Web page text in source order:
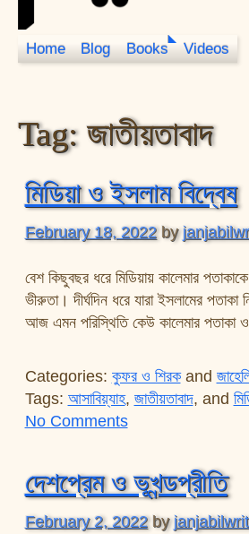
Home Blog Books Videos
Tag:জাতীয়তাবাদ
মিডিয়া ও ইসলাম বিদ্বেষ
February 18, 2022 by
বেশ কিছুবছর ধরে মিডিয়ায় কালেমার
ভীরুতা। দীর্ঘদিন ধরে যারা ইসলামের
আজ এমন পরিস্থিতি কেউ কালেমার পতাকা
Categories: কুফর ও শিরকand
Tags: আসাবিয়্যাহ, জাতীয়তাবাদ, and
No Commentson মিডিয়া ও ইসলাম
দেশপ্রেম ও ভূখন্ডপ্রীতি
February 2, 2022 by